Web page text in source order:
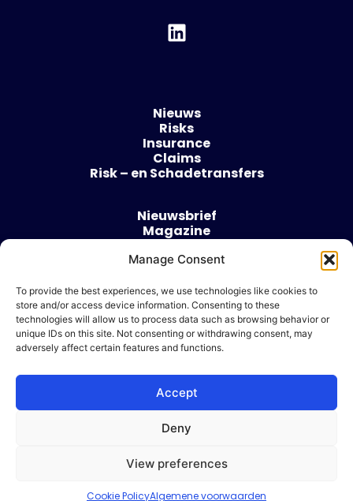
Manage Consent
To provide the best experiences, we use technologies like cookies to
store and/or access device information. Consenting to these
technologies will allow us to process data such as browsing behavior or
unique IDs on this site. Not consenting or withdrawing consent, may
adversely affect certain features and functions.
Accept
Deny
View preferences
Cookie PolicyAlgemene voorwaarden
Nieuws
Risks
Insurance
Claims
Risk – en Schadetransfers
Nieuwsbrief
Magazine
Over
Algemene voorwaarden
Cookie beleid
Ik wil adverteren
© 2026 Risk & Business
| Design & Development door